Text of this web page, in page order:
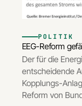
POLITIK
EEG-Reform
Der für die
entscheidende
Kopplungs-
Reform von